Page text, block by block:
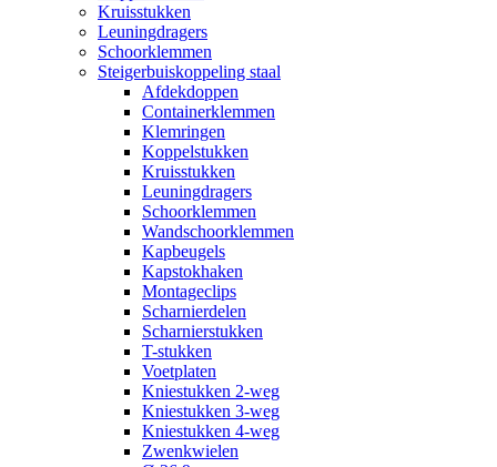
Kruisstukken
Leuningdragers
Schoorklemmen
Steigerbuiskoppeling staal
Afdekdoppen
Containerklemmen
Klemringen
Koppelstukken
Kruisstukken
Leuningdragers
Schoorklemmen
Wandschoorklemmen
Kapbeugels
Kapstokhaken
Montageclips
Scharnierdelen
Scharnierstukken
T-stukken
Voetplaten
Kniestukken 2-weg
Kniestukken 3-weg
Kniestukken 4-weg
Zwenkwielen